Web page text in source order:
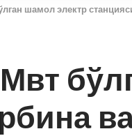
шамол электр